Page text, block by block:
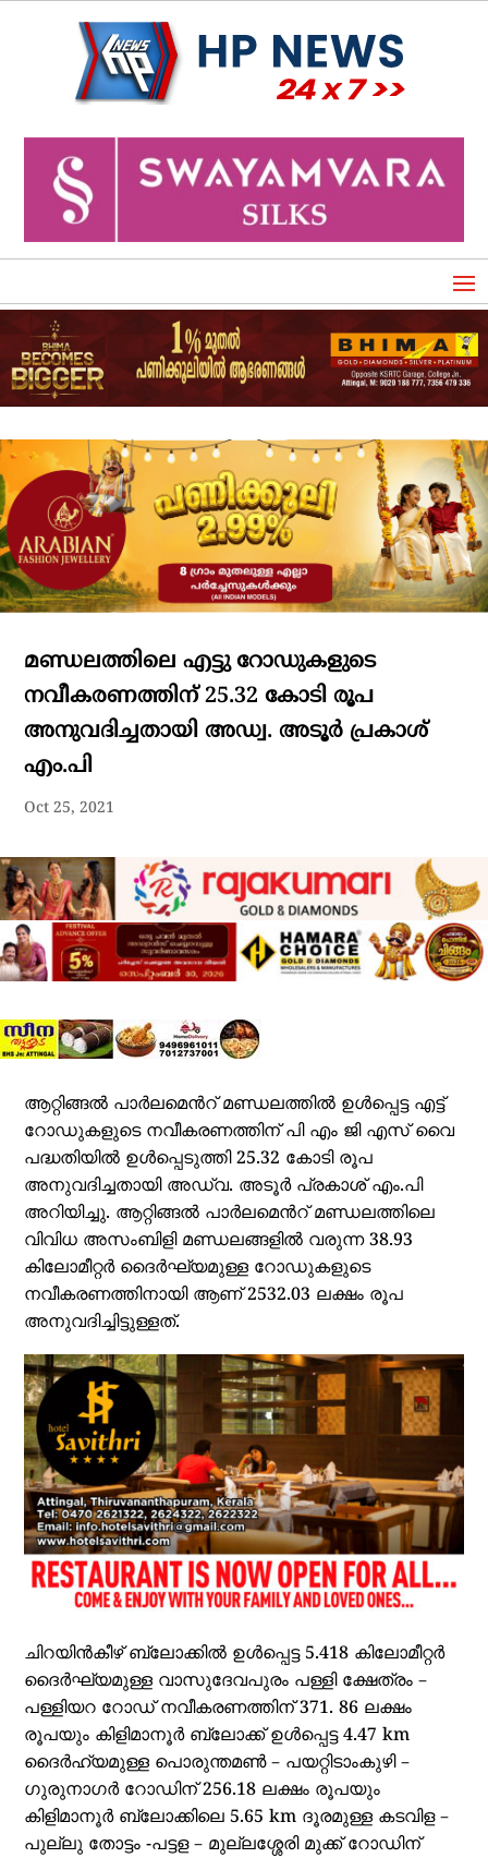
മണ്ഡലത്തിലെ എട്ടു റോഡുകളുടെ
നവീകരണത്തിന് 25.32 കോടി രൂപ
അനുവദിച്ചതായി അഡ്വ. അടൂർ പ്രകാശ്
എം.പി
Oct 25, 2021
ആറ്റിങ്ങൽ പാർലമെൻറ് മണ്ഡലത്തിൽ ഉൾപ്പെട്ട എട്ട്
റോഡുകളുടെ നവീകരണത്തിന് പി എം ജി എസ് വൈ
പദ്ധതിയിൽ ഉൾപ്പെടുത്തി 25.32 കോടി രൂപ
അനുവദിച്ചതായി അഡ്വ. അടൂർ പ്രകാശ് എം.പി
അറിയിച്ചു. ആറ്റിങ്ങൽ പാർലമെൻറ് മണ്ഡലത്തിലെ
വിവിധ അസംബിളി മണ്ഡലങ്ങളിൽ വരുന്ന 38.93
കിലോമീറ്റർ ദൈർഘ്യമുള്ള റോഡുകളുടെ
നവീകരണത്തിനായി ആണ് 2532.03 ലക്ഷം രൂപ
അനുവദിച്ചിട്ടുള്ളത്.
ചിറയിൻകീഴ് ബ്ലോക്കിൽ ഉൾപ്പെട്ട 5.418 കിലോമീറ്റർ
ദൈർഘ്യമുള്ള വാസുദേവപുരം പള്ളി ക്ഷേത്രം –
പള്ളിയറ റോഡ് നവീകരണത്തിന് 371. 86 ലക്ഷം
രൂപയും കിളിമാനൂർ ബ്ലോക്ക് ഉൾപ്പെട്ട 4.47 km
ദൈർഹ്യമുള്ള പൊരുന്തമൺ – പയറ്റിടാംകുഴി –
ഗുരുനാഗർ റോഡിന് 256.18 ലക്ഷം രൂപയും
കിളിമാനൂർ ബ്ലോക്കിലെ 5.65 km ദൂരമുള്ള കടവിള –
പുല്ലു തോട്ടം -പട്ടള – മുല്ലശ്ശേരി മുക്ക് റോഡിന്